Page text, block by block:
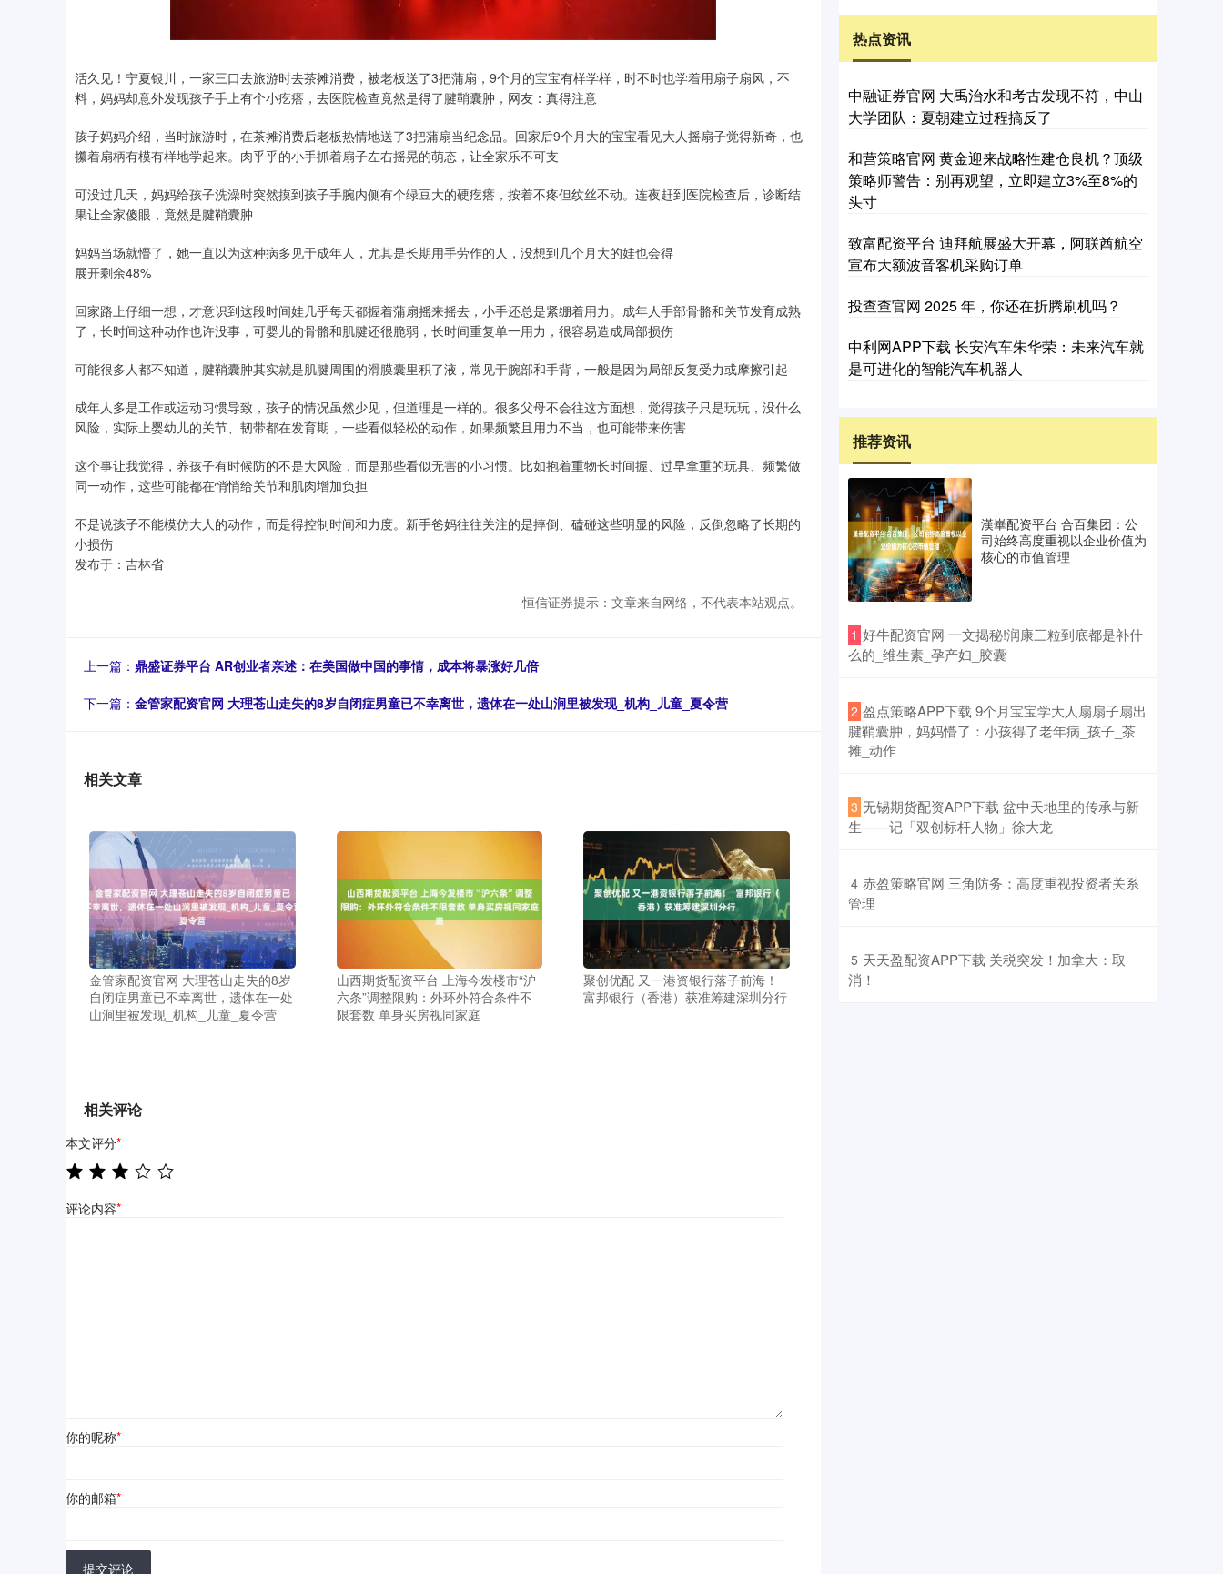
活久见！宁夏银川，一家三口去旅游时去茶摊消费，被老板送了3把蒲扇，9个月的宝宝有样学样，时不时也学着用扇子扇风，不
料，妈妈却意外发现孩子手上有个小疙瘩，去医院检查竟然是得了腱鞘囊肿，网友：真得注意
孩子妈妈介绍，当时旅游时，在茶摊消费后老板热情地送了3把蒲扇当纪念品。回家后9个月大的宝宝看见大人摇扇子觉得新奇，也
攥着扇柄有模有样地学起来。肉乎乎的小手抓着扇子左右摇晃的萌态，让全家乐不可支
可没过几天，妈妈给孩子洗澡时突然摸到孩子手腕内侧有个绿豆大的硬疙瘩，按着不疼但纹丝不动。连夜赶到医院检查后，诊断结
果让全家傻眼，竟然是腱鞘囊肿
妈妈当场就懵了，她一直以为这种病多见于成年人，尤其是长期用手劳作的人，没想到几个月大的娃也会得
展开剩余48%
回家路上仔细一想，才意识到这段时间娃几乎每天都握着蒲扇摇来摇去，小手还总是紧绷着用力。成年人手部骨骼和关节发育成熟
了，长时间这种动作也许没事，可婴儿的骨骼和肌腱还很脆弱，长时间重复单一用力，很容易造成局部损伤
可能很多人都不知道，腱鞘囊肿其实就是肌腱周围的滑膜囊里积了液，常见于腕部和手背，一般是因为局部反复受力或摩擦引起
成年人多是工作或运动习惯导致，孩子的情况虽然少见，但道理是一样的。很多父母不会往这方面想，觉得孩子只是玩玩，没什么
风险，实际上婴幼儿的关节、韧带都在发育期，一些看似轻松的动作，如果频繁且用力不当，也可能带来伤害
这个事让我觉得，养孩子有时候防的不是大风险，而是那些看似无害的小习惯。比如抱着重物长时间握、过早拿重的玩具、频繁做
同一动作，这些可能都在悄悄给关节和肌肉增加负担
不是说孩子不能模仿大人的动作，而是得控制时间和力度。新手爸妈往往关注的是摔倒、磕碰这些明显的风险，反倒忽略了长期的
小损伤
发布于：吉林省
恒信证券提示：文章来自网络，不代表本站观点。
上一篇： 鼎盛证券平台 AR创业者亲述：在美国做中国的事情，成本将暴涨好几倍
下一篇： 金管家配资官网 大理苍山走失的8岁自闭症男童已不幸离世，遗体在一处山涧里被发现_机构_儿童_夏令营
相关文章
金管家配资官网 大理苍山走失的8岁
自闭症男童已不幸离世，遗体在一处
山涧里被发现_机构_儿童_夏令营
山西期货配资平台 上海今发楼市“沪
六条”调整限购：外环外符合条件不
限套数 单身买房视同家庭
聚创优配 又一港资银行落子前海！
富邦银行（香港）获准筹建深圳分行
相关评论
本文评分*
评论内容*
你的昵称*
你的邮箱*
提交评论
热点资讯
中融证券官网 大禹治水和考古发现不符，中山
大学团队：夏朝建立过程搞反了
和营策略官网 黄金迎来战略性建仓良机？顶级
策略师警告：别再观望，立即建立3%至8%的
头寸
致富配资平台 迪拜航展盛大开幕，阿联酋航空
宣布大额波音客机采购订单
投查查官网 2025 年，你还在折腾刷机吗？
中利网APP下载 长安汽车朱华荣：未来汽车就
是可进化的智能汽车机器人
推荐资讯
漢崋配资平台 合百集团：公
司始终高度重视以企业价值为
核心的市值管理
1 ​好牛配资官网 一文揭秘!润康三粒到底都是补什
么的_维生素_孕产妇_胶囊
2 ​盈点策略APP下载 9个月宝宝学大人扇扇子扇出
腱鞘囊肿，妈妈懵了：小孩得了老年病_孩子_茶
摊_动作
3 ​无锡期货配资APP下载 盆中天地里的传承与新
生——记「双创标杆人物」徐大龙
4 ​赤盈策略官网 三角防务：高度重视投资者关系
管理
5 ​天天盈配资APP下载 关税突发！加拿大：取
消！